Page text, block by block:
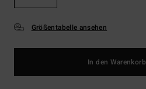
Größentabelle ansehen
In den Warenkorb